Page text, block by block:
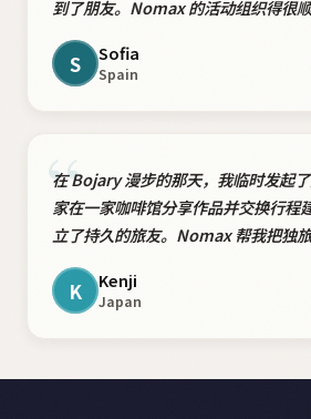
到了朋友。Nomax 的活动组织得很顺
S Sofia
Spain
“
在 Bojary 漫步的那天，我临时发起
家在一家咖啡馆分享作品并交换行程
立了持久的旅友。Nomax 帮我把独旅
K Kenji
Japan